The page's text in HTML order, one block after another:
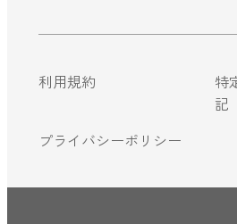
利用規約
特
記
プライバシーポリシー